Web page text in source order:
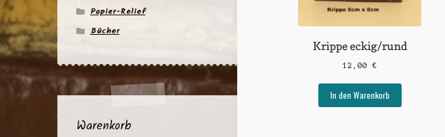
Krippe eckig/rund
12,00 €
In den Warenkorb
Papier-Relief
Bücher
Warenkorb